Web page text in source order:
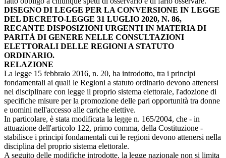
DISEGNO DI LEGGE PER LA CONVERSIONE IN LEGGE
DEL DECRETO-LEGGE 31 LUGLIO 2020, N. 86,
RECANTE DISPOSIZIONI URGENTI IN MATERIA DI
PARITÀ DI GENERE NELLE CONSULTAZIONI
ELETTORALI DELLE REGIONI A STATUTO
ORDINARIO.
RELAZIONE
La legge 15 febbraio 2016, n. 20, ha introdotto, tra i principi
fondamentali ai quali le Regioni a statuto ordinario devono attenersi
nel disciplinare con legge il proprio sistema elettorale, l'adozione di
specifiche misure per la promozione delle pari opportunità tra donne
e uomini nell'accesso alle cariche elettive.
In particolare, è stata modificata la legge n. 165/2004, che - in
attuazione dell'articolo 122, primo comma, della Costituzione -
stabilisce i principi fondamentali cui le regioni devono attenersi nella
disciplina del proprio sistema elettorale.
A seguito delle modifiche introdotte, la legge nazionale non si limita